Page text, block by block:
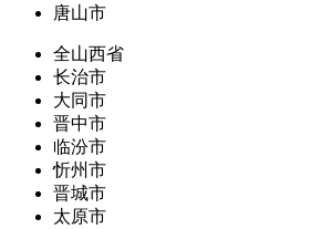
唐山市
全山西省
长治市
大同市
晋中市
临汾市
忻州市
晋城市
太原市